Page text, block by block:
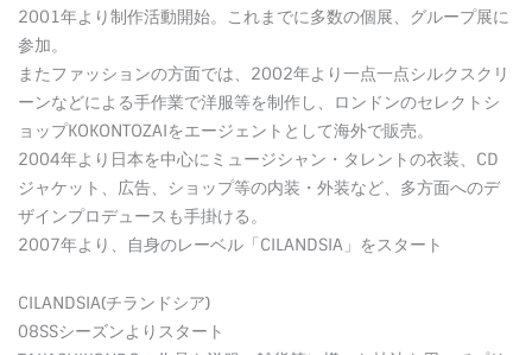
2001年より制作活動開始。これまでに多数の個展、グループ展に
参加。
またファッションの方面では、2002年より一点一点シルクスクリ
ーンなどによる手作業で洋服等を制作し、ロンドンのセレクトシ
ョップKOKONTOZAIをエージェントとして海外で販売。
2004年より日本を中心にミュージシャン・タレントの衣装、CD
ジャケット、広告、ショップ等の内装・外装など、多方面へのデ
ザインプロデュースも手掛ける。
2007年より、自身のレーベル「CILANDSIA」をスタート
CILANDSIA(チランドシア)
08SSシーズンよりスタート